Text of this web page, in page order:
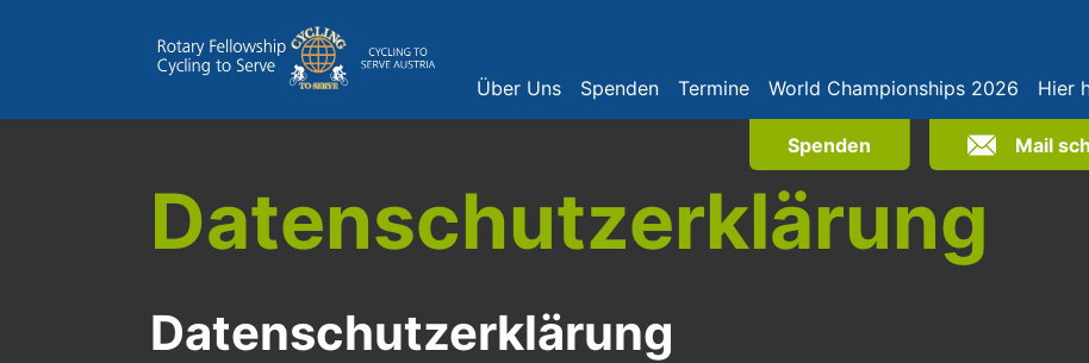
Über Uns Spenden Termine World Championships 2026 Hier
Spenden Mail
Datenschutzerklärung
Datenschutz­erklärung